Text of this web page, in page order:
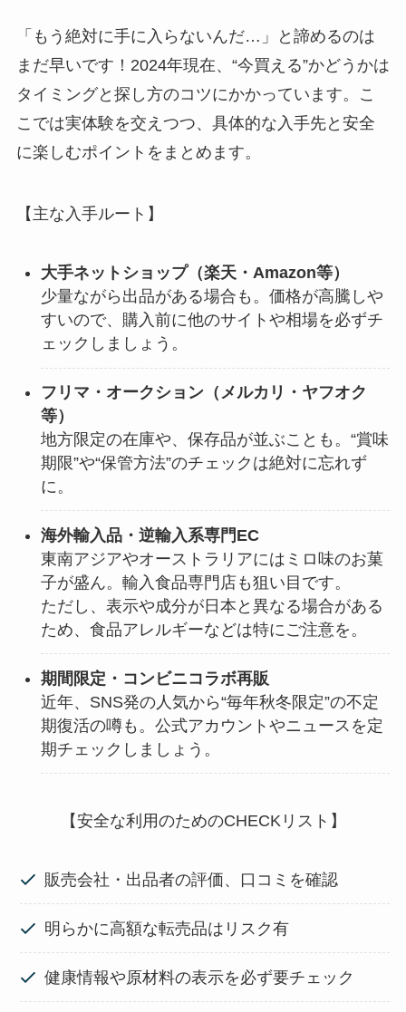
「もう絶対に手に入らないんだ…」と諦めるのは
まだ早いです！2024年現在、“今買える”かどうかは
タイミングと探し方のコツにかかっています。こ
こでは実体験を交えつつ、具体的な入手先と安全
に楽しむポイントをまとめます。
【主な入手ルート】
大手ネットショップ（楽天・Amazon等）
少量ながら出品がある場合も。価格が高騰しや
すいので、購入前に他のサイトや相場を必ずチ
ェックしましょう。
フリマ・オークション（メルカリ・ヤフオク
等）
地方限定の在庫や、保存品が並ぶことも。“賞味
期限”や“保管方法”のチェックは絶対に忘れず
に。
海外輸入品・逆輸入系専門EC
東南アジアやオーストラリアにはミロ味のお菓
子が盛ん。輸入食品専門店も狙い目です。
ただし、表示や成分が日本と異なる場合がある
ため、食品アレルギーなどは特にご注意を。
期間限定・コンビニコラボ再販
近年、SNS発の人気から“毎年秋冬限定”の不定
期復活の噂も。公式アカウントやニュースを定
期チェックしましょう。
【安全な利用のためのCHECKリスト】
販売会社・出品者の評価、口コミを確認
明らかに高額な転売品はリスク有
健康情報や原材料の表示を必ず要チェック